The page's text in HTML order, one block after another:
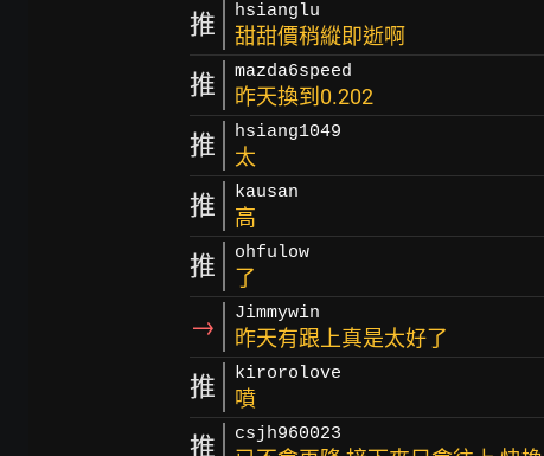
推 hsianglu
甜甜價稍縱即逝啊
推 mazda6speed
昨天換到0.202
推 hsiang1049
太
推 kausan
高
推 ohfulow
了
→ Jimmywin
昨天有跟上真是太好了
推 kirorolove
噴
推 csjh960023